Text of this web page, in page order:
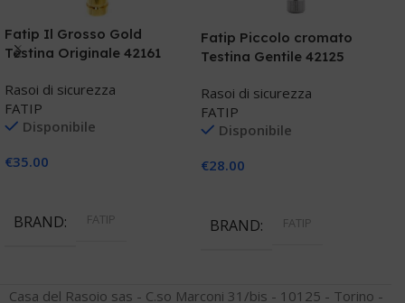
Fatip Il Grosso Gold
Testina Originale 42161
Rasoi di sicurezza
FATIP
Disponibile
€35.00
BRAND FATIP
Fatip Piccolo cromato
Testina Gentile 42125
Rasoi di sicurezza
FATIP
Disponibile
€28.00
BRAND FATIP
Casa del Rasoio sas - C.so Marconi 31/bis - 10125 - Torino -